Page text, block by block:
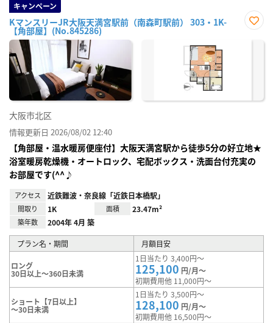
キャンペーン
KマンスリーJR大阪天満宮駅前（南森町駅前） 303・1K-
【角部屋】(No.845286)
に入
大阪市北区
情報更新日 2026/08/02 12:40
【角部屋・温水暖房便座付】大阪天満宮駅から徒歩5分の好立地★
浴室暖房乾燥機・オートロック、宅配ボックス・洗面台付充実の
お部屋です(^^♪
アクセス 近鉄難波・奈良線「近鉄日本橋駅」
間取り 1K 面積 23.47m²
築年数 2004年 4月 築
プラン名・期間 月額目安
ロング
30日以上～360日未満
1日当たり 3,400円～
125,100 円/月～
初期費用他 11,000円～
ショート【7日以上】
～30日未満
1日当たり 3,500円～
128,100 円/月～
初期費用他 16,500円～